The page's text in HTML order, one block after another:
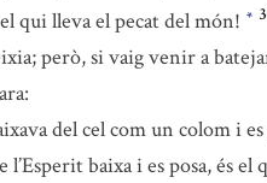
qui lleva el pecat del món! *
però, si vaig venir a
del cel com un colom i es
baixa i es posa, és el